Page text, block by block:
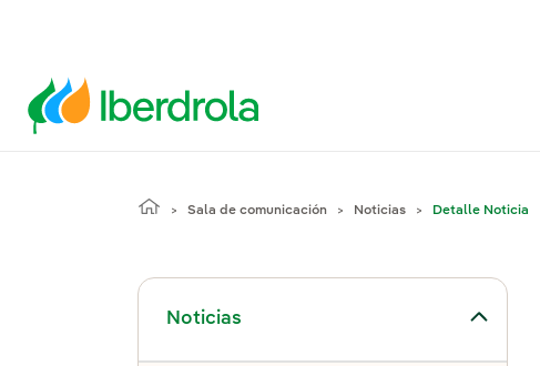
Sala de comunicación Noticias Detalle Noticia
Noticias
Alternar el submenú para Noticias